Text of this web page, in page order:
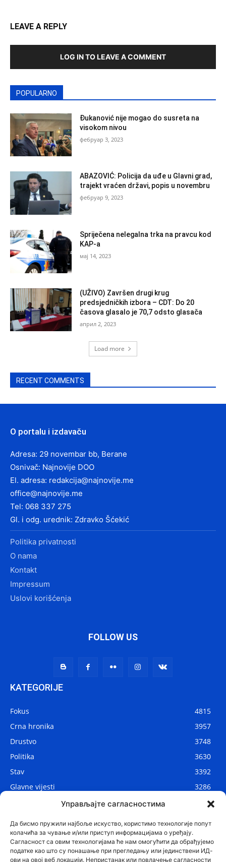
Управљајте сагласностима
Да бисмо пружили најбоље искуство, користимо технологије попут
колачића за чување и/или приступ информацијама о уређају.
Сагласност са овим технологијама ће нам омогућити да обрађујемо
податке као што су понашање при прегледању или јединствени ИД-
ови на овој веб локацији. Непристанак или повлачење сагласности
LEAVE A REPLY
LOG IN TO LEAVE A COMMENT
POPULARNO
Đukanović nije mogao do susreta na
visokom nivou
фебруар 3, 2023
ABAZOVIĆ: Policija da uđe u Glavni grad,
trajekt vraćen državi, popis u novembru
фебруар 9, 2023
Spriječena nelegalna trka na pravcu kod
KAP-a
мај 14, 2023
(UŽIVO) Završen drugi krug
predsjedničkih izbora – CDT: Do 20
časova glasalo je 70,7 odsto glasača
април 2, 2023
Load more
RECENT COMMENTS
O portalu i izdavaču
Adresa: 29 novembar bb, Berane
Osnivač: Najnovije DOO
El. adresa: redakcija@najnovije.me
office@najnovije.me
Tel: 068 337 275
Gl. i odg. urednik: Zdravko Šćekić
Politika privatnosti
O nama
Kontakt
Impressum
Uslovi korišćenja
FOLLOW US
KATEGORIJE
Fokus
4815
Crna hronika
3957
Drustvo
3748
Politika
3630
Stav
3392
Glavne vijesti
3286
2908